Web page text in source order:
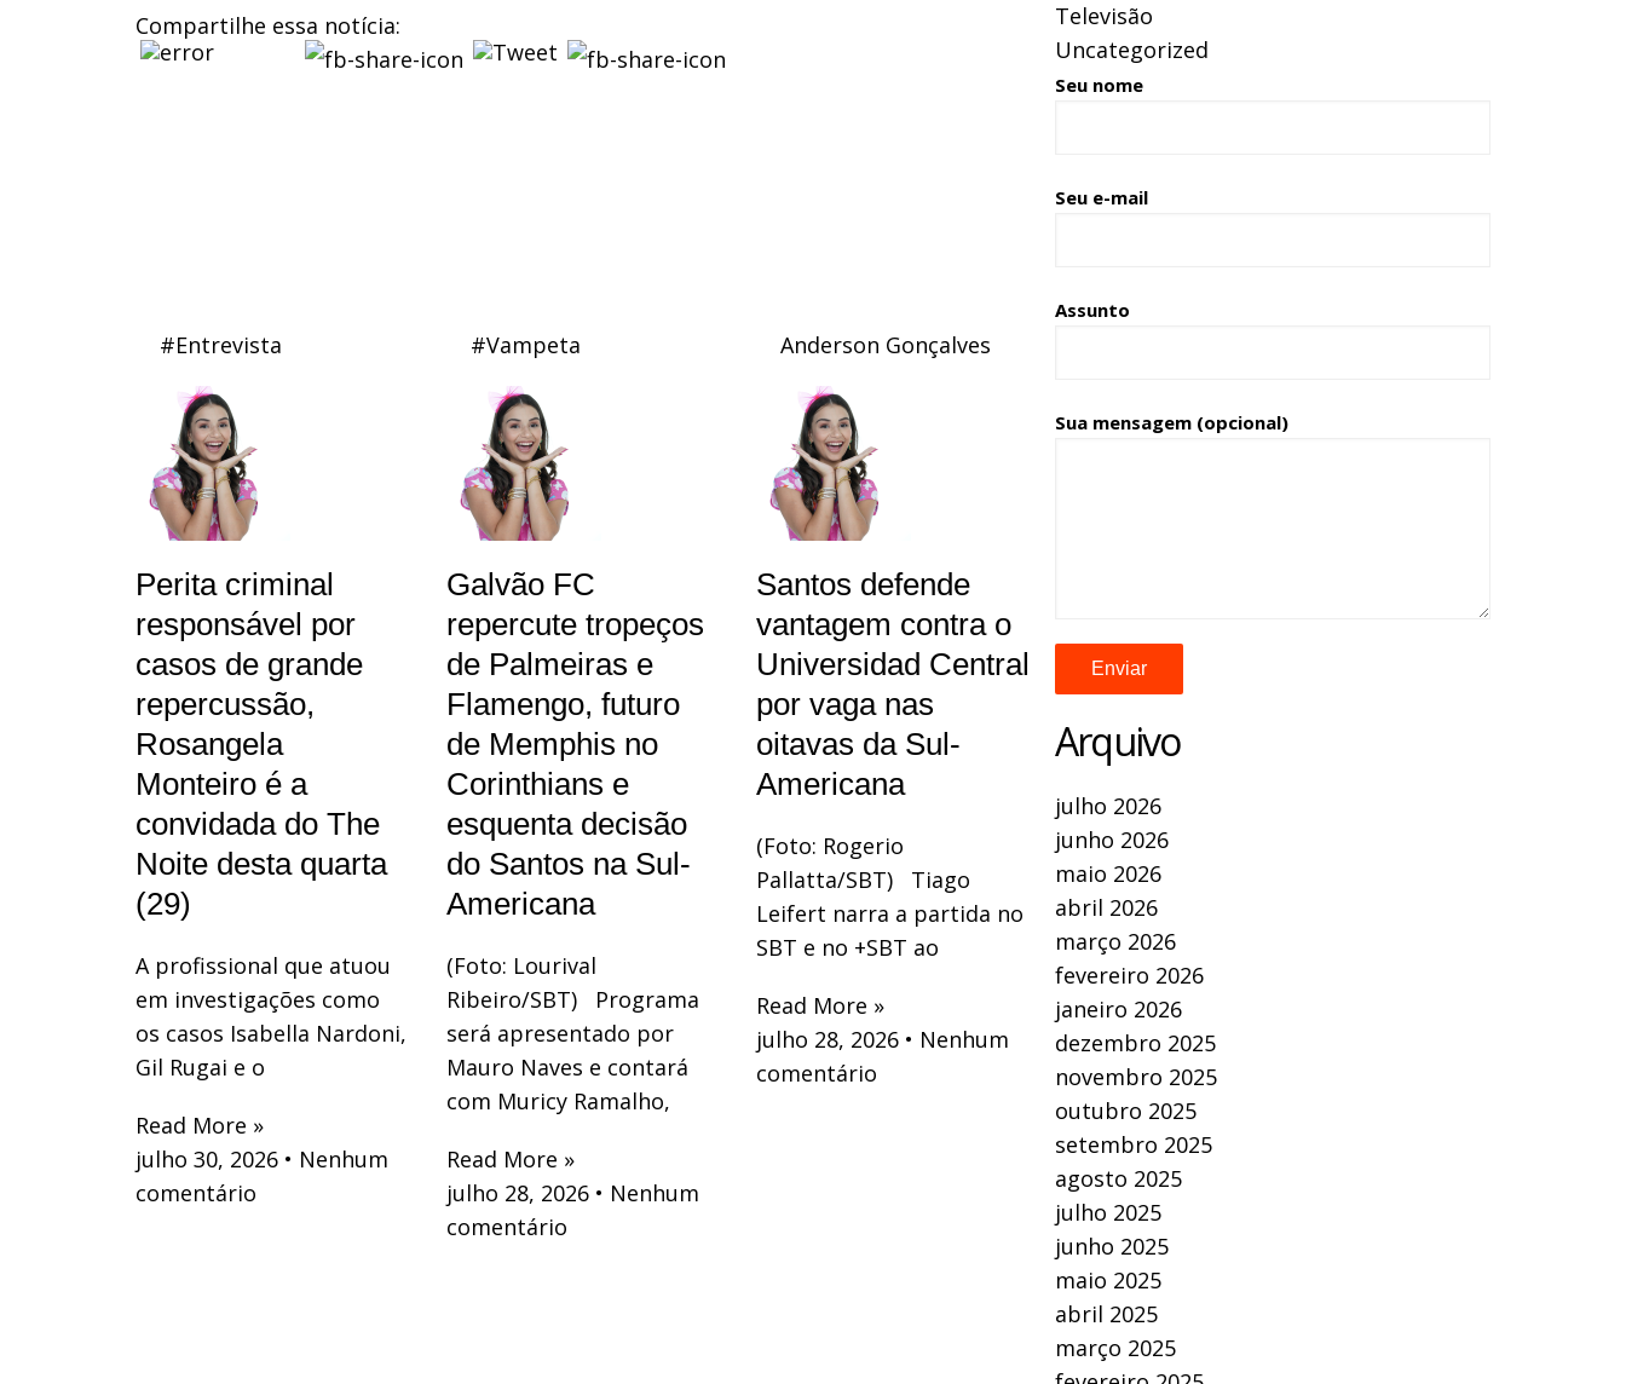
Compartilhe essa notícia:
#Entrevista
Perita criminal
responsável por
casos de grande
repercussão,
Rosangela
Monteiro é a
convidada do The
Noite desta quarta
(29)
A profissional que atuou
em investigações como
os casos Isabella Nardoni,
Gil Rugai e o
Read More »
julho 30, 2026
Nenhum
comentário
#Vampeta
Galvão FC
repercute tropeços
de Palmeiras e
Flamengo, futuro
de Memphis no
Corinthians e
esquenta decisão
do Santos na Sul-
Americana
(Foto: Lourival
Ribeiro/SBT) Programa
será apresentado por
Mauro Naves e contará
com Muricy Ramalho,
Read More »
julho 28, 2026
Nenhum
comentário
Anderson Gonçalves
Santos defende
vantagem contra o
Universidad Central
por vaga nas
oitavas da Sul-
Americana
(Foto: Rogerio
Pallatta/SBT) Tiago
Leifert narra a partida no
SBT e no +SBT ao
Read More »
julho 28, 2026
Nenhum
comentário
Televisão
Uncategorized
Seu nome
Seu e-mail
Assunto
Sua mensagem (opcional)
Arquivo
julho 2026
junho 2026
maio 2026
abril 2026
março 2026
fevereiro 2026
janeiro 2026
dezembro 2025
novembro 2025
outubro 2025
setembro 2025
agosto 2025
julho 2025
junho 2025
maio 2025
abril 2025
março 2025